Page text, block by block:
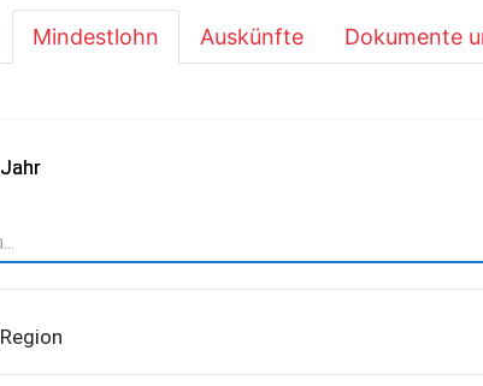
Mindestlohn Auskünfte Dokumente
Jahr
Region